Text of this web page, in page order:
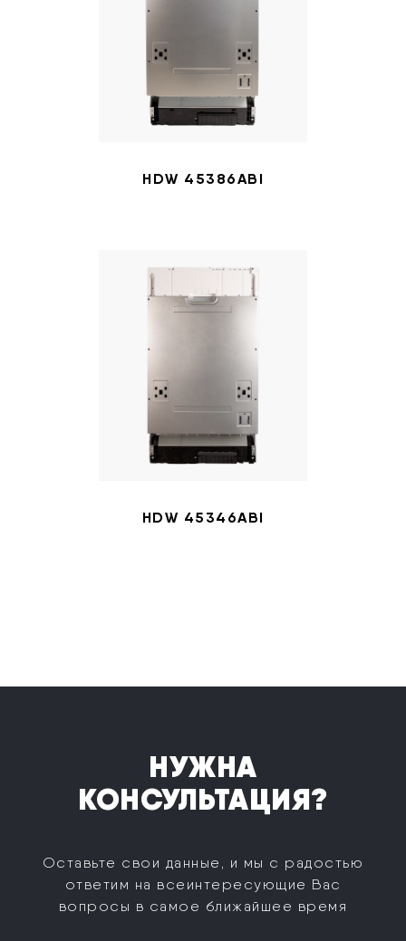
HDW 45386ABI
HDW 45346ABI
НУЖНА
КОНСУЛЬТАЦИЯ?
Оставьте свои данные, и мы с радостью
ответим на все интересующие Вас
вопросы в самое ближайшее время